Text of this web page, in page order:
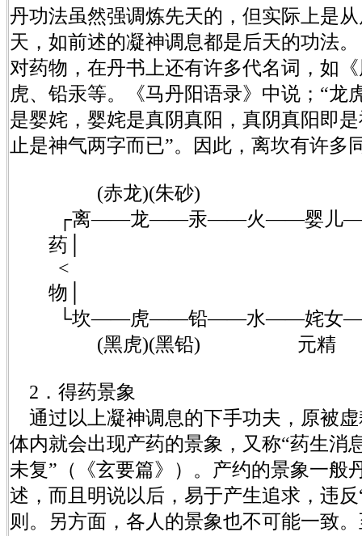
丹功法虽然强调炼先天的，但实际上是
天，如前述的凝神调息都是后天的功法。
对药物，在丹书上还有许多代名词，如
虎、铅汞等。《马丹阳语录》中说；“龙
是婴姹，婴姹是真阴真阳，真阴真阳即
止是神气两字而已”。因此，离坎有许多
(赤龙)(朱砂)
┌离——龙——汞——火——婴儿
药│
<
物│
└坎——虎——铅——水——姹女
(黑虎)(黑铅) 元精
2．得药景象
通过以上凝神调息的下手功夫，原被
体内就会出现产药的景象，又称“药生消
未复”（《玄要篇》）。产约的景象一般
述，而且明说以后，易于产生追求，违
则。另方面，各人的景象也不可能一致